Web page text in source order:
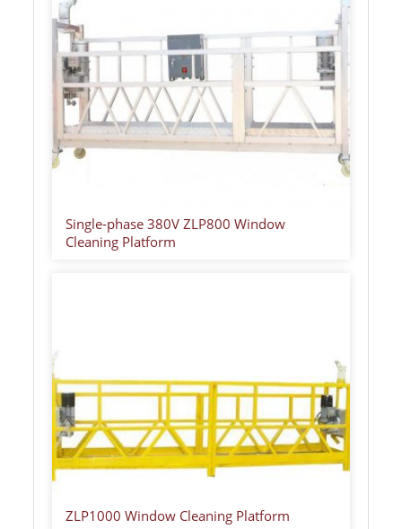
Single-phase 380V ZLP800 Window
Cleaning Platform
ZLP1000 Window Cleaning Platform